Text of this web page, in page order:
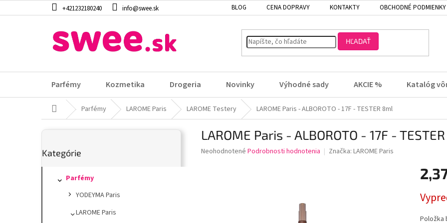
na
+421232180240 info@swee.sk BLOG CENA DOPRAVY KONTAKTY OBCHODNÉ PODMIENKY
HĽADAŤ
Parfémy Kozmetika Drogeria Novinky Výhodné sady AKCIE % Katalóg
DomovParfémy LAROME Paris LAROME Testery LAROME Paris - ALBOROTO - 17F - TESTER 8ml
o
n
ý
kategórie
Kategórie
Parfémy
YODEYMA Paris
LAROME Paris
LAROME Paris - ALBOROTO - 17F -
Priemerné
Neohodnotené Podrobnosti hodnotenia Značka: LAROME Paris
cena:
Položka